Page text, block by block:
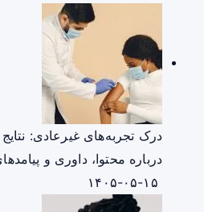
درباره محتوا، داوری و